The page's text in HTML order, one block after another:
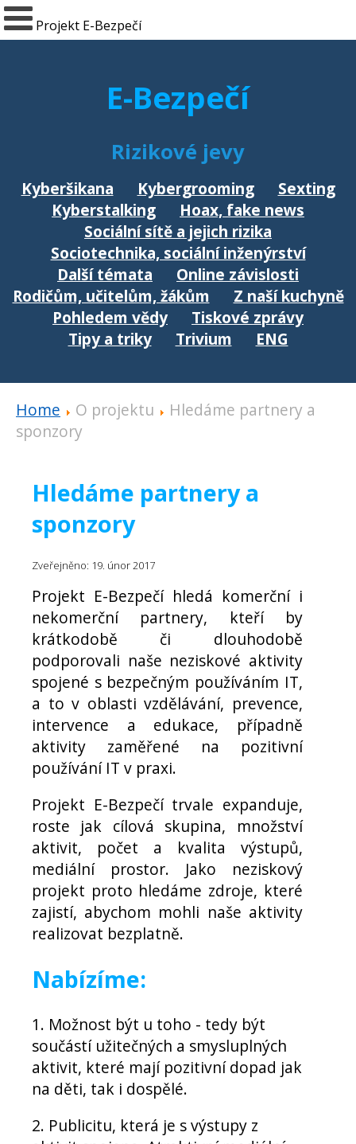
Projekt E-Bezpečí
E-Bezpečí
Rizikové jevy
Kyberšikana Kybergrooming
Sexting
Kyberstalking
Hoax, fake news
Sociální sítě a jejich rizika
Sociotechnika, sociální inženýrství
Další témata
Online závislosti
Rodičům, učitelům, žákům
Z naší kuchyně
Pohledem vědy
Tiskové zprávy
Tipy a triky
Trivium ENG
Home O projektu
Hledáme partnery a
sponzory
Hledáme partnery a
sponzory
Zveřejněno: 19. únor 2017
Projekt E-Bezpečí hledá komerční i
nekomerční partnery, kteří by
krátkodobě či dlouhodobě
podporovali naše neziskové aktivity
spojené s bezpečným používáním IT,
a to v oblasti vzdělávání, prevence,
intervence a edukace, případně
aktivity zaměřené na pozitivní
používání IT v praxi.
Projekt E-Bezpečí trvale expanduje,
roste jak cílová skupina, množství
aktivit, počet a kvalita výstupů,
mediální prostor. Jako neziskový
projekt proto hledáme zdroje, které
zajistí, abychom mohli naše aktivity
realizovat bezplatně.
Nabízíme:
1. Možnost být u toho - tedy být
součástí užitečných a smysluplných
aktivit, které mají pozitivní dopad jak
na děti, tak i dospělé.
2. Publicitu, která je s výstupy z